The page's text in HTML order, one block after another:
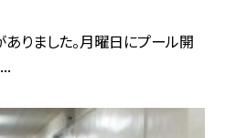
ありました。月曜日にプール開